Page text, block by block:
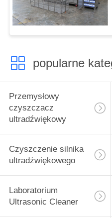
popularne
Przemysłowy
czyszczacz
ultradźwiękowy
Czyszczenie silnika
ultradźwiękowego
Laboratorium
Ultrasonic Cleaner